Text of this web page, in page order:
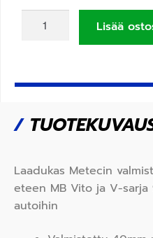
Lisää
/
Laadukas Metecin
eteen MB Vito ja V-
autoihin